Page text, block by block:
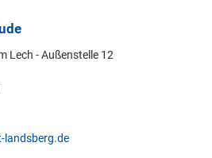
Lech - Außenstelle 12